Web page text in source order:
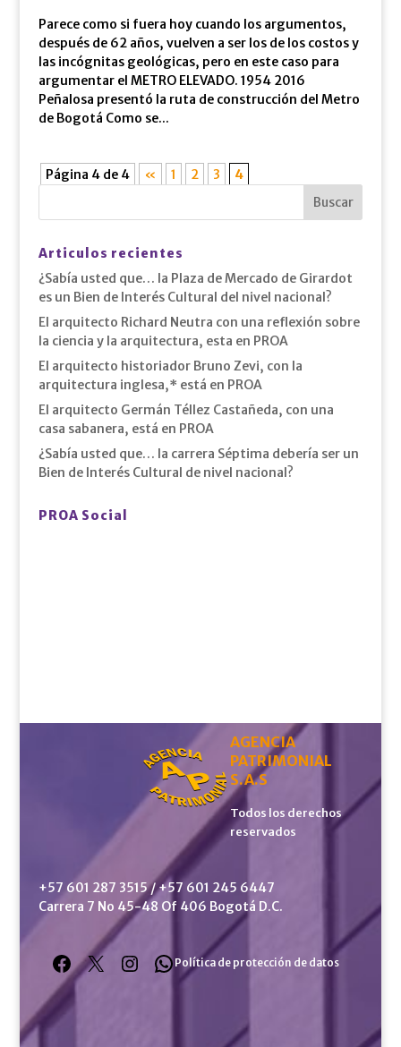
Parece como si fuera hoy cuando los argumentos,
después de 62 años, vuelven a ser los de los costos y
las incógnitas geológicas, pero en este caso para
argumentar el METRO ELEVADO. 1954 2016
Peñalosa presentó la ruta de construcción del Metro
de Bogotá Como se...
Página 4 de 4 « 1 2 3 4
Articulos recientes
¿Sabía usted que… la Plaza de Mercado de Girardot
es un Bien de Interés Cultural del nivel nacional?
El arquitecto Richard Neutra con una reflexión sobre
la ciencia y la arquitectura, esta en PROA
El arquitecto historiador Bruno Zevi, con la
arquitectura inglesa,* está en PROA
El arquitecto Germán Téllez Castañeda, con una
casa sabanera, está en PROA
¿Sabía usted que… la carrera Séptima debería ser un
Bien de Interés Cultural de nivel nacional?
PROA Social
AGENCIA
PATRIMONIAL
S.A.S
Todos los derechos
reservados
+57 601 287 3515 / +57 601 245 6447
Carrera 7 No 45-48 Of 406 Bogotá D.C.
Facebook InstagramWhatsApp
Política de protección de datos